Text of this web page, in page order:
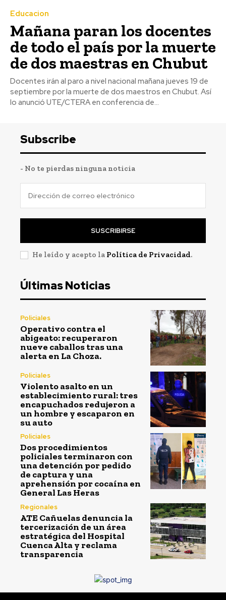
Educacion
Mañana paran los docentes
de todo el país por la muerte
de dos maestras en Chubut
Docentes irán al paro a nivel nacional mañana jueves 19 de
septiembre por la muerte de dos maestros en Chubut. Así
lo anunció UTE/CTERA en conferencia de...
Subscribe
- No te pierdas ninguna noticia
SUSCRIBIRSE
He leído y acepto la Política de Privacidad.
Últimas Noticias
Policiales
Operativo contra el
abigeato: recuperaron
nueve caballos tras una
alerta en La Choza.
Policiales
Violento asalto en un
establecimiento rural: tres
encapuchados redujeron a
un hombre y escaparon en
su auto
Policiales
Dos procedimientos
policiales terminaron con
una detención por pedido
de captura y una
aprehensión por cocaína en
General Las Heras
Regionales
ATE Cañuelas denuncia la
tercerización de un área
estratégica del Hospital
Cuenca Alta y reclama
transparencia